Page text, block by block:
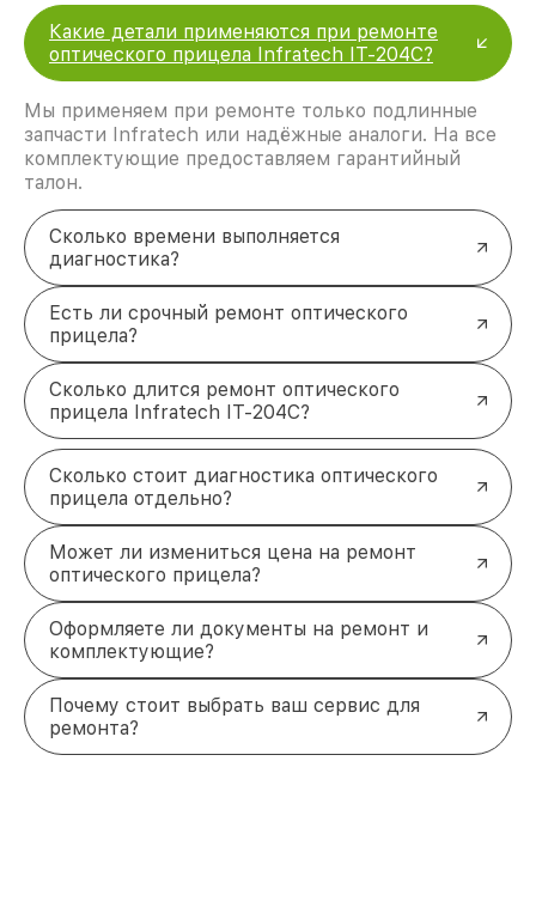
Какие детали применяются при ремонте
оптического прицела Infratech IT-204C?
Мы применяем при ремонте только подлинные
запчасти Infratech или надёжные аналоги. На все
комплектующие предоставляем гарантийный
талон.
Сколько времени выполняется
диагностика?
Есть ли срочный ремонт оптического
прицела?
Сколько длится ремонт оптического
прицела Infratech IT-204C?
Сколько стоит диагностика оптического
прицела отдельно?
Может ли измениться цена на ремонт
оптического прицела?
Оформляете ли документы на ремонт и
комплектующие?
Почему стоит выбрать ваш сервис для
ремонта?